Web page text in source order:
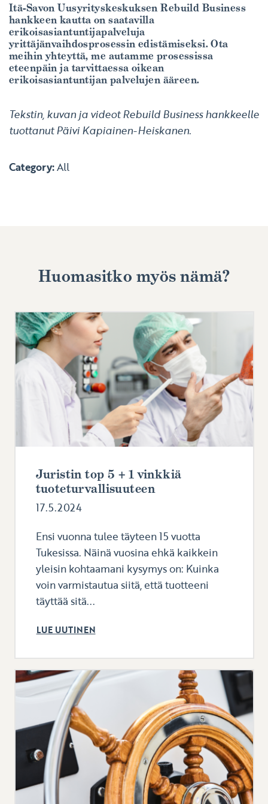
Itä-Savon Uusyrityskeskuksen Rebuild Business
hankkeen kautta on saatavilla
erikoisasiantuntijapalveluja
yrittäjänvaihdosprosessin edistämiseksi. Ota
meihin yhteyttä, me autamme prosessissa
eteenpäin ja tarvittaessa oikean
erikoisasiantuntijan palvelujen ääreen.
Tekstin, kuvan ja videot Rebuild Business hankkeelle
tuottanut Päivi Kapiainen-Heiskanen.
Category:All
Huomasitko myös nämä?
Juristin top 5 + 1 vinkkiä
tuoteturvallisuuteen
17.5.2024
Ensi vuonna tulee täyteen 15 vuotta
Tukesissa. Näinä vuosina ehkä kaikkein
yleisin kohtaamani kysymys on: Kuinka
voin varmistautua siitä, että tuotteeni
täyttää sitä...
LUE UUTINEN